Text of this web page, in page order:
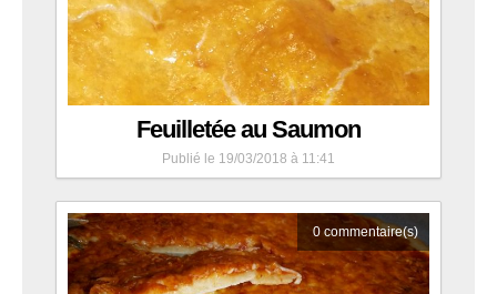
Feuilletée au Saumon
Publié le 19/03/2018 à 11:41
0 commentaire(s)